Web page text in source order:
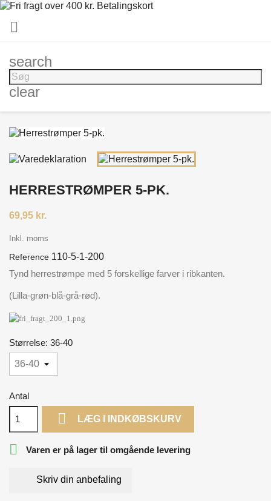

search
clear
HERRESTRØMPER 5-PK.
69,95 kr.
Inkl. moms
Reference 110-5-1-200
Tynd herrestrømpe med 5 forskellige farver i ribkanten.
(Lilla-grøn-blå-grå-rød).
Størrelse: 36-40
Antal
 LÆG I INDKØBSKURV
 Varen er på lager til omgående levering
Skriv din anbefaling